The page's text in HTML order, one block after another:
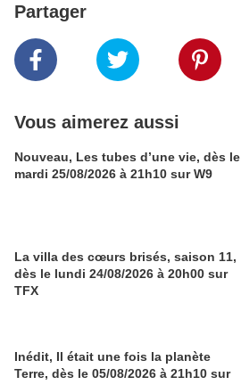
Partager
Vous aimerez aussi
Nouveau, Les tubes d’une vie, dès le
mardi 25/08/2026 à 21h10 sur W9
La villa des cœurs brisés, saison 11,
dès le lundi 24/08/2026 à 20h00 sur
TFX
Inédit, Il était une fois la planète
Terre, dès le 05/08/2026 à 21h10 sur